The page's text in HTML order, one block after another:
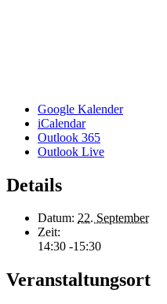
Google Kalender
iCalendar
Outlook 365
Outlook Live
Details
Datum: 22. September
Zeit:
14:30 -15:30
Veranstaltungsort